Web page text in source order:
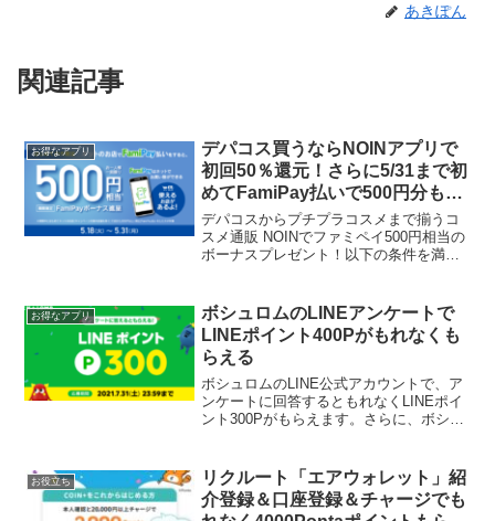
あきぽん
関連記事
お得なアプリ
デパコス買うならNOINアプリで
初回50％還元！さらに5/31まで初
めてFamiPay払いで500円分もら
える
デパコスからプチプラコスメまで揃うコ
スメ通販 NOINでファミペイ500円相当の
ボーナスプレゼント！以下の条件を満た
ンペーン期間中にネットのお店でFam...
お得なアプリ
ボシュロムのLINEアンケートで
LINEポイント400Pがもれなくも
らえる
ボシュロムのLINE公式アカウントで、ア
ンケートに回答するともれなくLINEポイ
ント300Pがもらえます。さらに、ボシュ
2021年1月下旬の予定です。入力に必要な
情...
お役立ち
リクルート「エアウォレット」紹
介登録＆口座登録＆チャージでも